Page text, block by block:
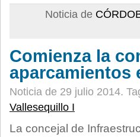
Noticia de
Comienza la
aparcamientos
Noticia de 29 julio 2014.
Vallesequillo I
La concejal de